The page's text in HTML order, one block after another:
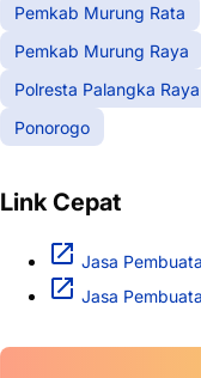
Pemkab Murung Rata
Pemkab Murung Raya
Polresta Palangka Raya
Ponorogo
Link Cepat
Jasa
Jasa